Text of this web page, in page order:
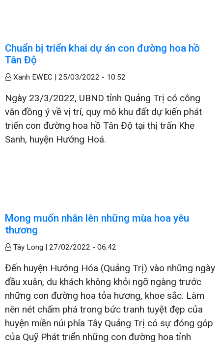
Chuẩn bị triển khai dự án con đường hoa hồ
Tân Độ
Xanh EWEC | 25/03/2022 - 10:52
Ngày 23/3/2022, UBND tỉnh Quảng Trị có công
văn đồng ý về vị trí, quy mô khu đất dự kiến phát
triển con đường hoa hồ Tân Độ tại thị trấn Khe
Sanh, huyện Hướng Hoá.
Mong muốn nhân lên những mùa hoa yêu
thương
Tây Long | 27/02/2022 - 06:42
Đến huyện Hướng Hóa (Quảng Trị) vào những ngày
đầu xuân, du khách không khỏi ngỡ ngàng trước
những con đường hoa tỏa hương, khoe sắc. Làm
nên nét chấm phá trong bức tranh tuyệt đẹp của
huyện miền núi phía Tây Quảng Trị có sự đóng góp
của Quỹ Phát triển những con đường hoa tỉnh